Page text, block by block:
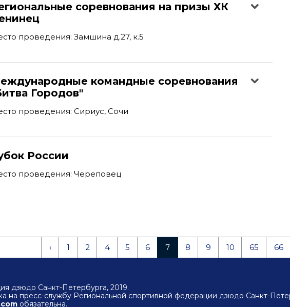
соревнования на призы ХК
проведения: Замшина д.27, к.5
командные соревнования
Городов"
проведения: Сириус, Сочи
России
проведения: Череповец
‹ 1 2 4 5 6 7 8 9 10 65 66
дзюдо Санкт-Петербурга, 2019.
на пресс-службу Региональной спортивной федерации дзюдо Санкт-
обязательна.